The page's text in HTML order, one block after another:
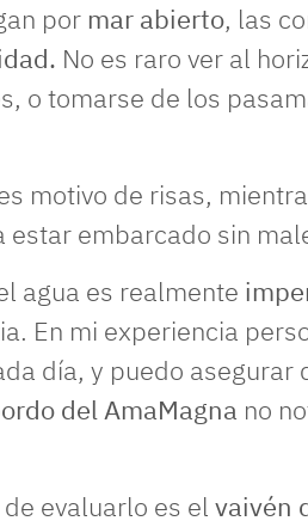
por mar abierto, las
No es raro ver al
o tomarse de los
motivo de risas,
embarcado sin
agua es realmente
En mi experiencia
día, y puedo asegurar
del AmaMagna no
evaluarlo es el vaivén